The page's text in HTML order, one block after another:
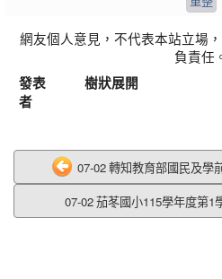
網友個人意見，不代表本站立場
負責任
發表
者
樹狀展開
07-02 轉知教育部國民及學
07-02 茄苳國小115學年度第1